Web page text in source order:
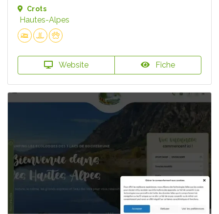
Crots
Hautes-Alpes
Website Fiche